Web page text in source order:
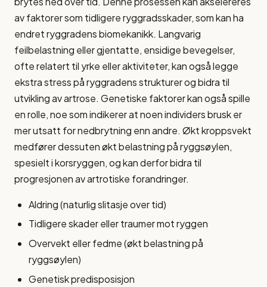
av faktorer som tidligere ryggradsskader, som kan ha
endret ryggradens biomekanikk. Langvarig
feilbelastning eller gjentatte, ensidige bevegelser,
ofte relatert til yrke eller aktiviteter, kan også legge
ekstra stress på ryggradens strukturer og bidra til
utvikling av artrose. Genetiske faktorer kan også spille
en rolle, noe som indikerer at noen individers brusk er
mer utsatt for nedbrytning enn andre. Økt kroppsvekt
medfører dessuten økt belastning på ryggsøylen,
spesielt i korsryggen, og kan derfor bidra til
progresjonen av artrotiske forandringer.
Aldring (naturlig slitasje over tid)
Tidligere skader eller traumer mot ryggen
Overvekt eller fedme (økt belastning på
ryggsøylen)
Genetisk predisposisjon